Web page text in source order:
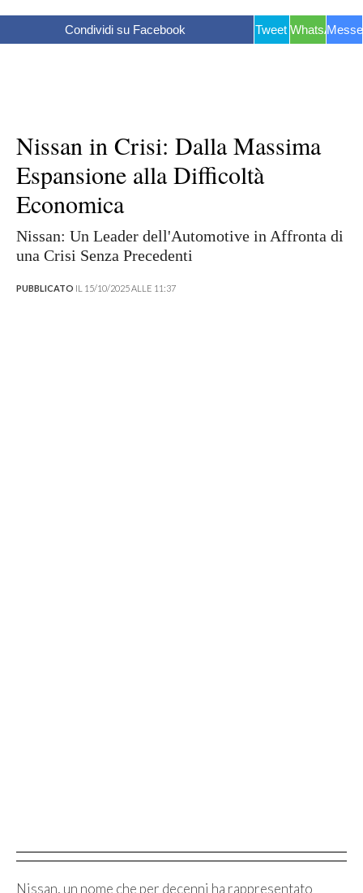
Condividi su Facebook Tweet WhatsApp
Nissan in Crisi: Dalla Massima
Espansione alla Difficoltà
Economica
Nissan: Un Leader dell'Automotive in Affronta di
una Crisi Senza Precedenti
PUBBLICATO IL 15/10/2025 ALLE 11:37
Nissan, un nome che per decenni ha rappresentato